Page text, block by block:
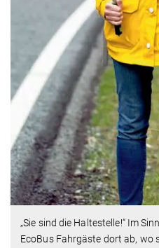
„Sie sind die Haltestelle!“ Im
EcoBus Fahrgäste dort ab, wo